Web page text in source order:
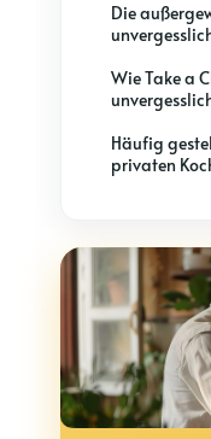
Die
Wie Take a
Häufig
privaten